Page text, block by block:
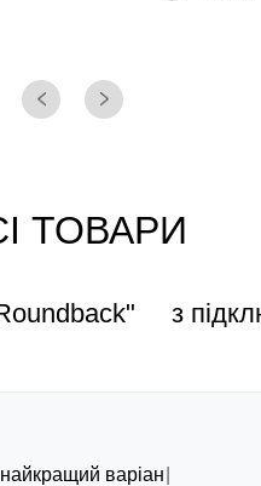
ТОВАРИ
з
варіант